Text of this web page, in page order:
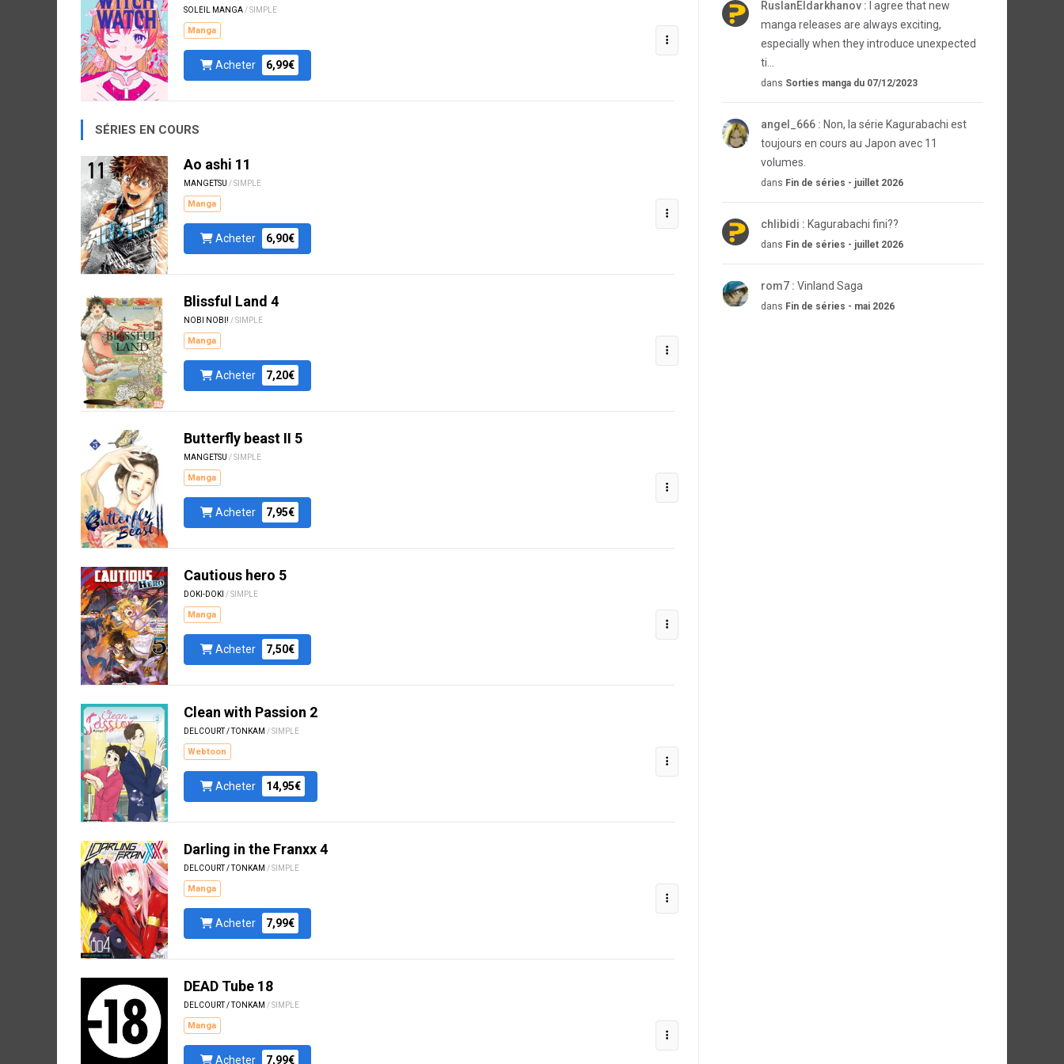
SOLEIL MANGA / SIMPLE
Manga
Acheter 6,99€
SÉRIES EN COURS
Ao ashi 11
MANGETSU / SIMPLE
Manga
Acheter 6,90€
Blissful Land 4
NOBI NOBI! / SIMPLE
Manga
Acheter 7,20€
Butterfly beast II 5
MANGETSU / SIMPLE
Manga
Acheter 7,95€
Cautious hero 5
DOKI-DOKI / SIMPLE
Manga
Acheter 7,50€
Clean with Passion 2
DELCOURT / TONKAM / SIMPLE
Webtoon
Acheter 14,95€
Darling in the Franxx 4
DELCOURT / TONKAM / SIMPLE
Manga
Acheter 7,99€
DEAD Tube 18
DELCOURT / TONKAM / SIMPLE
Manga
Acheter 7,99€
RuslanEldarkhanov :
I agree that new
manga releases are always exciting,
especially when they introduce unexpected
ti...
dans Sorties manga du 07/12/2023
angel_666 : Non, la série Kagurabachi est
toujours en cours au Japon avec 11
volumes.
dans Fin de séries - juillet 2026
chlibidi : Kagurabachi fini??
dans Fin de séries - juillet 2026
rom7 : Vinland Saga
dans Fin de séries - mai 2026